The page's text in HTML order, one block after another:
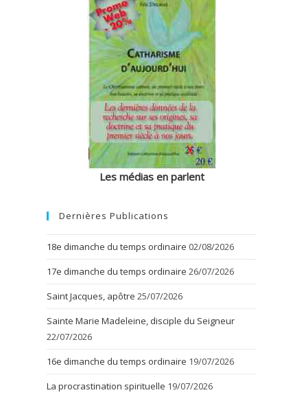
Les médias en parlent
Dernières Publications
18e dimanche du temps ordinaire 02/08/2026
17e dimanche du temps ordinaire 26/07/2026
Saint Jacques, apôtre 25/07/2026
Sainte Marie Madeleine, disciple du Seigneur
22/07/2026
16e dimanche du temps ordinaire 19/07/2026
La procrastination spirituelle 19/07/2026